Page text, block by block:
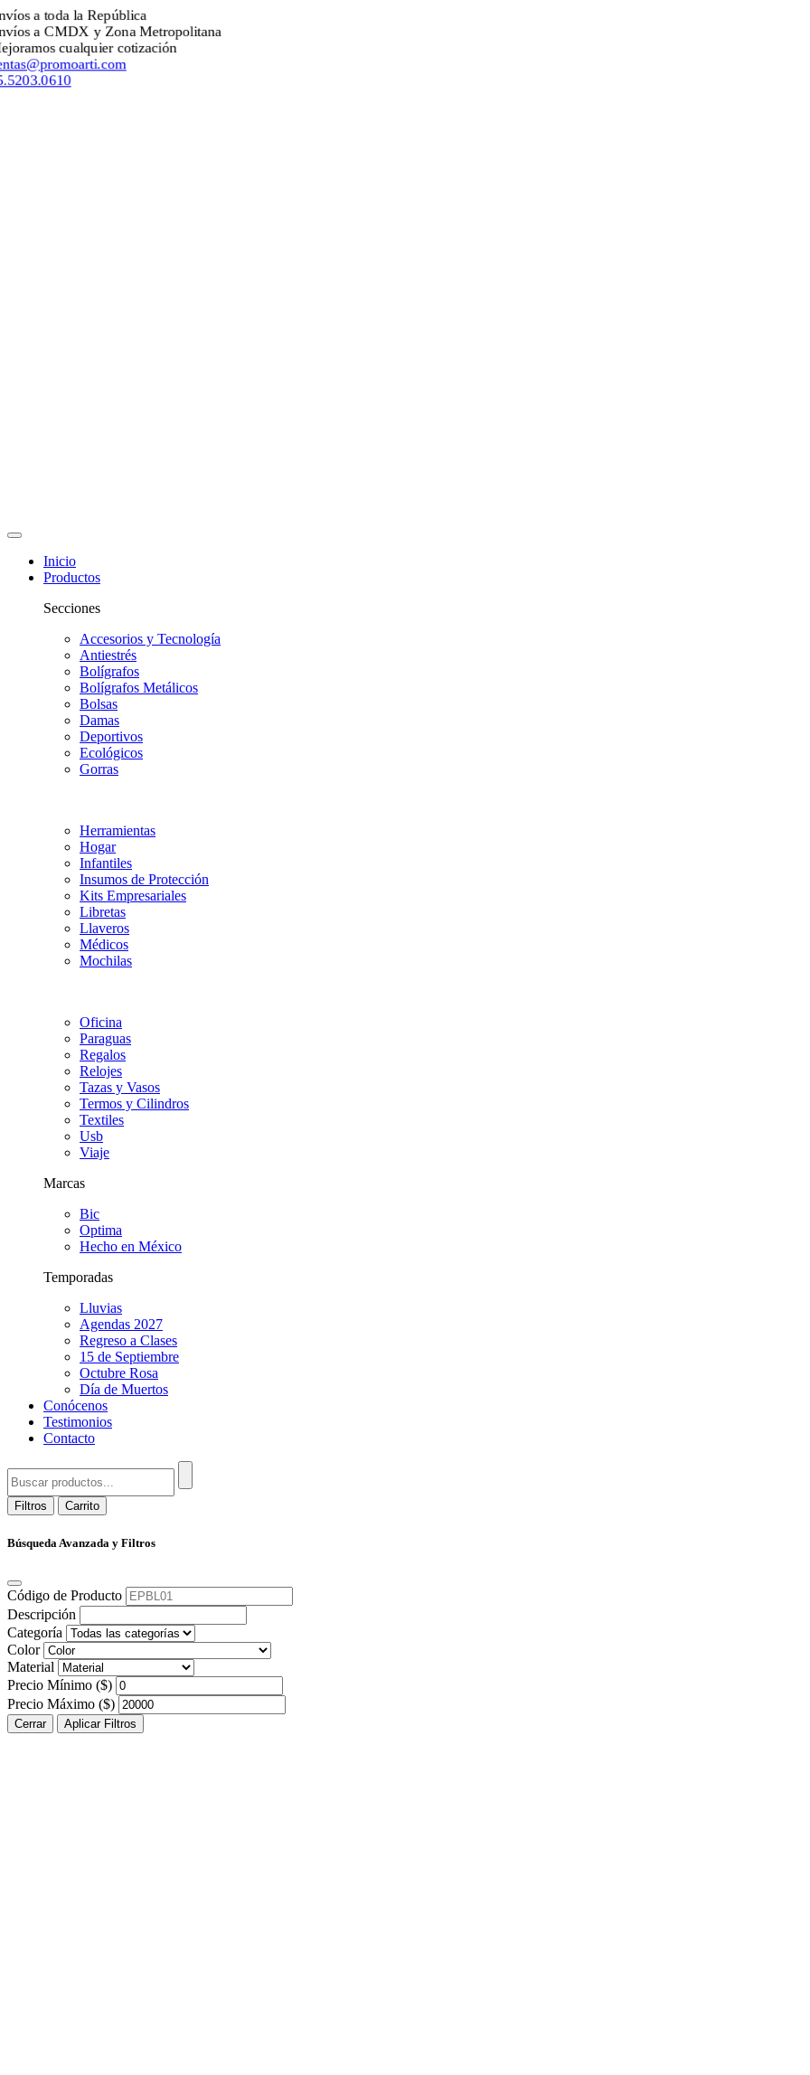
a toda la República
a CMDX y Zona Metropolitana
cualquier cotización
Inicio
Productos
Secciones
Accesorios y Tecnología
Antiestrés
Bolígrafos
Bolígrafos Metálicos
Bolsas
Damas
Deportivos
Ecológicos
Gorras
Herramientas
Hogar
Infantiles
Insumos de Protección
Kits Empresariales
Libretas
Llaveros
Médicos
Mochilas
Oficina
Paraguas
Regalos
Relojes
Tazas y Vasos
Termos y Cilindros
Textiles
Usb
Viaje
Marcas
Bic
Optima
Hecho en México
Temporadas
Lluvias
Agendas 2027
Regreso a Clases
15 de Septiembre
Octubre Rosa
Día de Muertos
Conócenos
Testimonios
Contacto
Filtros Carrito
Búsqueda Avanzada y Filtros
Código de Producto
Descripción
Categoría
Color
Material
Precio Mínimo ($)
Precio Máximo ($)
Cerrar Aplicar Filtros